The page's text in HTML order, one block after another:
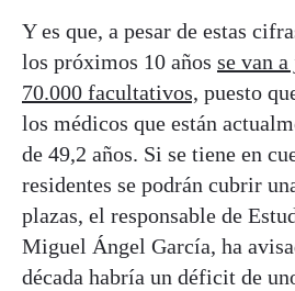
Y es que, a pesar de estas
los próximos 10 años se van
70.000 facultativos, puesto
los médicos que están
de 49,2 años. Si se tiene en
residentes se podrán cubrir
plazas, el responsable de
Miguel Ángel García, ha
década habría un déficit de